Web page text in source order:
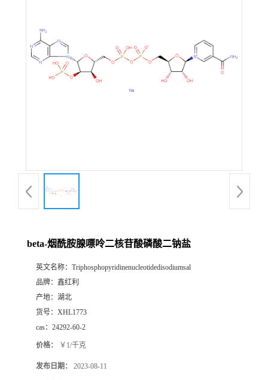
beta-烟酰胺腺嘌呤二核苷酸磷酸二钠盐
英文名称： Triphosphopyridinenucleotidedisodiumsal
品牌： 鑫红利
产地： 湖北
货号： XHL1773
cas： 24292-60-2
价格： ￥1/千克
发布日期： 2023-08-11